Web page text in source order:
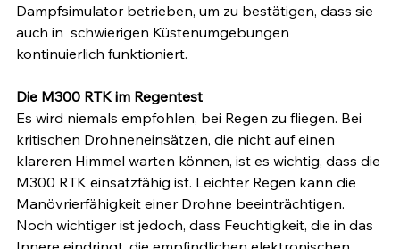
Dampfsimulator betrieben, um zu bestätigen, dass sie
auch in  schwierigen Küstenumgebungen
kontinuierlich funktioniert.
Die M300 RTK im Regentest
Es wird niemals empfohlen, bei Regen zu fliegen. Bei
kritischen Drohneneinsätzen, die nicht auf einen
klareren Himmel warten können, ist es wichtig, dass die
M300 RTK einsatzfähig ist. Leichter Regen kann die
Manövrierfähigkeit einer Drohne beeinträchtigen.
Noch wichtiger ist jedoch, dass Feuchtigkeit, die in das